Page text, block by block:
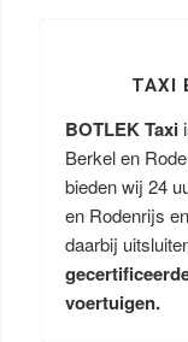
TAXI
BOTLEK Taxi
Berkel en
bieden wij 24
en Rodenrijs
daarbij
voertuigen.